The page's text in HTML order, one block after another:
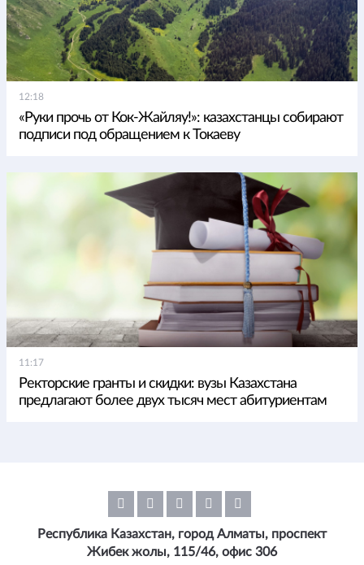
12:18
«Руки прочь от Кок-Жайляу!»: казахстанцы собирают
подписи под обращением к Токаеву
11:17
Ректорские гранты и скидки: вузы Казахстана
предлагают более двух тысяч мест абитуриентам
Республика Казахстан, город Алматы, проспект
Жибек жолы, 115/46, офис 306